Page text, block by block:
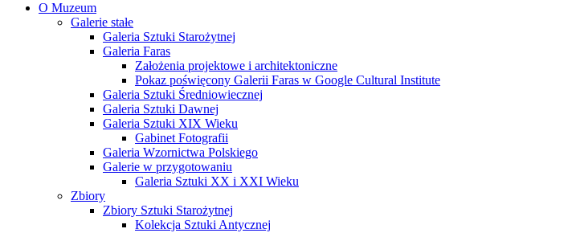
O Muzeum
Galerie stałe
Galeria Sztuki Starożytnej
Galeria Faras
Założenia projektowe i architektoniczne
Pokaz poświęcony Galerii Faras w Google Cultural Institute
Galeria Sztuki Średniowiecznej
Galeria Sztuki Dawnej
Galeria Sztuki XIX Wieku
Gabinet Fotografii
Galeria Wzornictwa Polskiego
Galerie w przygotowaniu
Galeria Sztuki XX i XXI Wieku
Zbiory
Zbiory Sztuki Starożytnej
Kolekcja Sztuki Antycznej